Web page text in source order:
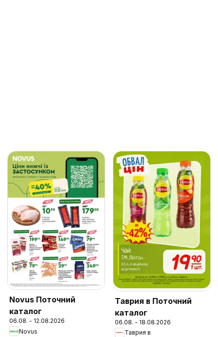
Novus Поточний
каталог
06.08. - 12.08.2026
Novus
Таврия в Поточний
каталог
06.08. - 18.08.2026
Таврия в